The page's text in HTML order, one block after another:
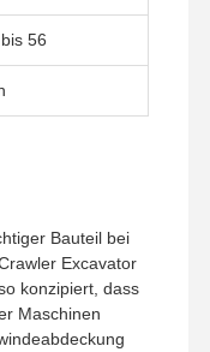
56
Bauteil bei
Excavator
konzipiert, dass
Maschinen